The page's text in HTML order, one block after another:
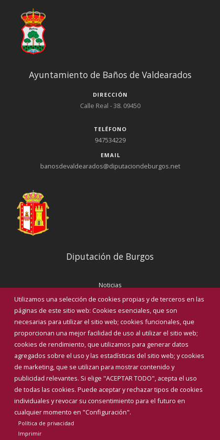
Utilizamos una selección de cookies propias y de terceros en las
páginas de este sitio web: Cookies esenciales, que son
necesarias para utilizar el sitio web; cookies funcionales, que
proporcionan una mejor facilidad de uso al utilizar el sitio web;
cookies de rendimiento, que utilizamos para generar datos
agregados sobre el uso y las estadísticas del sitio web; y cookies
de marketing, que se utilizan para mostrar contenido y
publicidad relevantes. Si elige "ACEPTAR TODO", acepta el uso
de todas las cookies. Puede aceptar y rechazar tipos de cookies
individuales y revocar su consentimiento para el futuro en
cualquier momento en "Configuración".
Política de privacidad
Imprimir
Ayuntamiento de Baños de Valdearados
DIRECCIÓN
Calle Real - 38. 09450
TELÉFONO
947534229
EMAIL
banosdevaldearados@diputaciondeburgos.net
Diputación de Burgos
Noticias
Eventos
Corporación Municipal
Teléfonos de interés
INICIAR SESIÓN
MAPA WEB